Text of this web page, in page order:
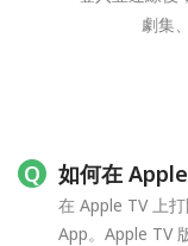
劇集
如何在
在 Apple TV 上
App。Apple TV